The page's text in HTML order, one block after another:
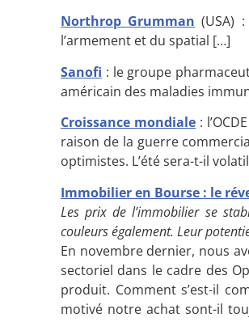
Northrop Grumman (USA)
l’armement et du spatial […]
Sanofi : le groupe
américain des maladies
Croissance mondiale :
raison de la guerre
optimistes. L’été sera-t-il
Immobilier en Bourse : le
Les prix de l’immobilier se
couleurs également. Leur
En novembre dernier, nous
sectoriel dans le cadre des
produit. Comment s’est-il
motivé notre achat sont-il